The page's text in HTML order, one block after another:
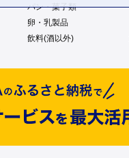
パン・菓子類
卵・乳製品
飲料(酒以外)